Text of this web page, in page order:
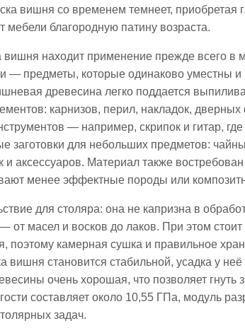
вишня со временем темнеет, приобретая
мебели благородную патину возраста.​
находит применение прежде всего в
— предметы, которые одинаково уместны и
древесина легко поддается
карнизов, перил, накладок,
— например, скрипок и гитар,
заготовки для небольших предметов:
и аксессуаров. Материал также
менее эффектные породы или
для столяра: она не капризна в
от масел и восков до лаков. При этом
поэтому камерная сушка и правильное
вишня становится стабильной, усадка у
очень хорошая, что позволяет гнуть
составляет около 10,55 ГПа, модуль
задач.​